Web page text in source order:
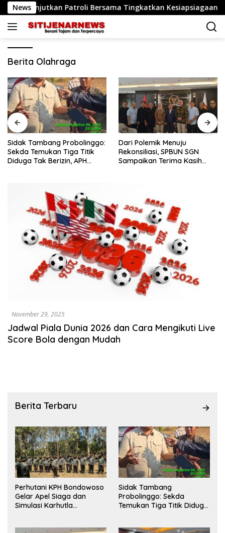
Langsung
ke
konten
News
dilanjutkan Patroli Bersama Tingkatkan Kesiapsiagaan
Berita Olahraga
Sidak Tambang Probolinggo:
Sekda Temukan Tiga Titik
Diduga Tak Berizin, APH
Dari Polemik Menuju
Rekonsiliasi, SPBUN SGN
Sampaikan Terima Kasih
November 29, 2025
Jadwal Piala Dunia 2026 dan Cara Mengikuti Live
Score Bola dengan Mudah
Berita Terbaru
Perhutani KPH Bondowoso
Gelar Apel Siaga dan
Simulasi Karhutla
Sidak Tambang
Probolinggo: Sekda
Temukan Tiga Titik Diduga